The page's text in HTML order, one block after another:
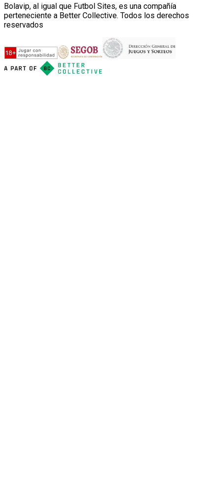
Bolavip, al igual que Futbol Sites, es una compañía
perteneciente a Better Collective. Todos los derechos
reservados